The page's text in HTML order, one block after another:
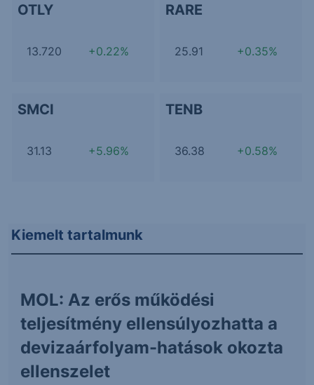
OTLY
13.720 +0.22%
RARE
25.91 +0.35%
SMCI
31.13 +5.96%
TENB
36.38 +0.58%
Kiemelt tartalmunk
MOL: Az erős működési
teljesítmény ellensúlyozhatta a
devizaárfolyam-hatások okozta
ellenszelet